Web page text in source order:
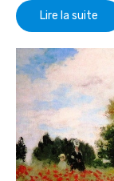
Lire la suite